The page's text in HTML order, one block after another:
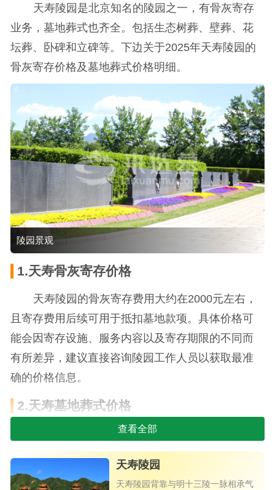
天寿陵园是北京知名的陵园之一，有骨灰寄存
业务，墓地葬式也齐全。包括生态树葬、壁葬、花
坛葬、卧碑和立碑等。下边关于2025年天寿陵园的
骨灰寄存价格及墓地葬式价格明细。
陵园景观
1.天寿骨灰寄存价格
天寿陵园的骨灰寄存费用大约在2000元左右，
且寄存费用后续可用于抵扣墓地款项。具体价格可
能会因寄存设施、服务内容以及寄存期限的不同而
有所差异，建议直接咨询陵园工作人员以获取最准
确的价格信息。
2.天寿墓地葬式价格
天寿陵园的墓碑种类繁多，价格区间也各不相
同。以下是根据当前信息整理的各类葬式价格明
细：
查看全部
天寿陵园
天寿陵园背靠与明十三陵一脉相承气